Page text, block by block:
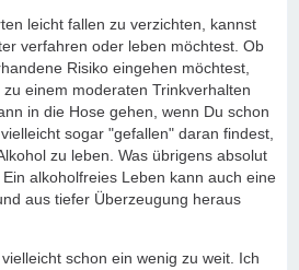
leicht fallen zu verzichten, kannst
verfahren oder leben möchtest. Ob
Risiko eingehen möchtest,
einem moderaten Trinkverhalten
in die Hose gehen, wenn Du schon
sogar "gefallen" daran findest,
zu leben. Was übrigens absolut
alkoholfreies Leben kann auch eine
aus tiefer Überzeugung heraus
schon ein wenig zu weit. Ich